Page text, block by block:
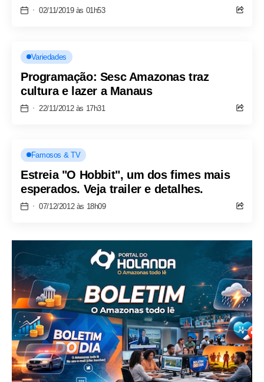
02/11/2019 às 01h53
Variedades
Programação: Sesc Amazonas traz
cultura e lazer a Manaus
22/11/2012 às 17h31
Famosos & TV
Estreia "O Hobbit", um dos fimes mais
esperados. Veja trailer e detalhes.
07/12/2012 às 18h09